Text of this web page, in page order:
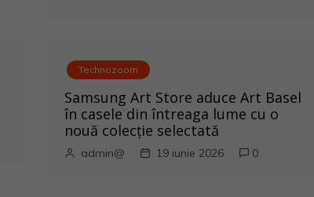
Technozoom
Samsung Art Store aduce Art Basel
în casele din întreaga lume cu o
nouă colecție selectată
admin@ 19 iunie 2026 0